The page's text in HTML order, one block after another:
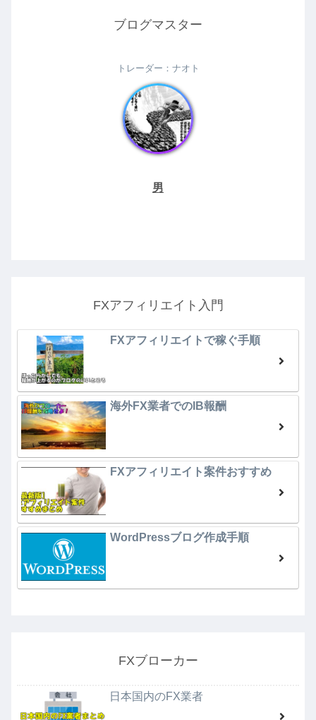
ブログマスター
トレーダー：ナオト
男
FXアフィリエイト入門
FXアフィリエイトで稼ぐ手順
海外FX業者でのIB報酬
FXアフィリエイト案件おすすめ
WordPressブログ作成手順
FXブローカー
日本国内のFX業者